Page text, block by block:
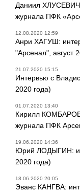
Даниил
журнала ПФК
12.08.2020 12:59
Анри ХАГУШ:
"Арсенал", август
21.07.2020 15:15
Интервью с
2020 года)
01.07.2020 13:40
Кирилл
журнала ПФК
19.06.2020 14:36
Юрий ЛОДЫГИН:
2020 года)
18.06.2020 20:05
Эванс КАНГВА: